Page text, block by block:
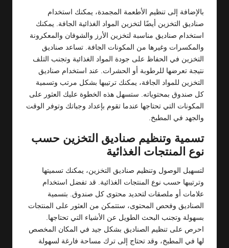
بالإضافة إلى تنظيم الأطعمة المجمدة، يمكنك استخدام
صناديق التخزين أيضًا لتخزين المواد الغذائية الجافة. يمكنك
استخدام صناديق مناسبة لتخزين الأرز والشوفان والمعكرونة
والمكسرات وغيرها من المكونات الجافة. تساعد صناديق
التخزين في الحفاظ على جودة المواد الغذائية وتجنب التلف
نتيجة تعرضها للرطوبة أو الحشرات. عند استخدام صناديق
التخزين للمواد الجافة، يمكنك ترتيبها بشكل مرتب وتسمية
كل صندوق بمحتوياته. ستسهل هذه الخطوة عليك العثور على
المكونات التي تحتاجها عندما تقوم بإعداد وجباتك وتوفر الوقت
والجهد في المطبخ.
تسمية وتنظيم صناديق التخزين حسب
نوع المنتجات الغذائية
لتسهيل الوصول وتنظيم صناديق التخزين، يمكنك تسميتها
وترتيبها حسب نوع المنتجات الغذائية. قد تفضل استخدام
علامات أو ملصقات لتحديد محتوى كل صندوق. بتسمية
الصناديق وفحص المحتوى، ستتمكن من العثور على المنتجات
بسهولة وتجنب البحث الطويل عن الأشياء التي تحتاجها.
احرص على تنظيم الصناديق بشكل جيد في المكان المخصص
لها في المطبخ، وقد تحتاج إلى ترك مساحة فارغة لسهولة